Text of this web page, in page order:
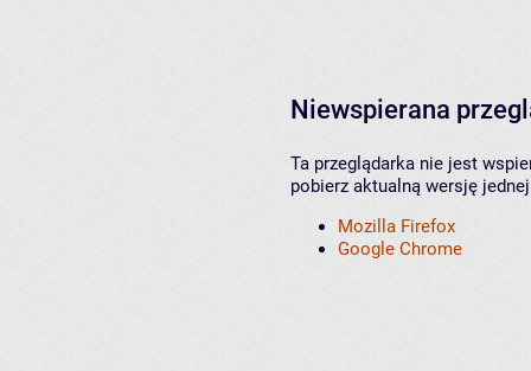
Niewspierana
Ta przeglądarka nie jest
pobierz aktualną wersję
Mozilla Firefox
Google Chrome